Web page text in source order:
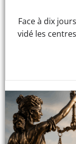
Face à dix
vidé les